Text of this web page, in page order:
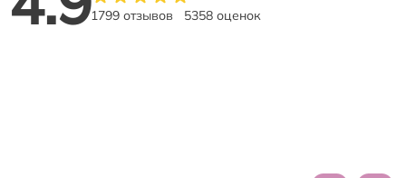
1799 отзывов 5358 оценок